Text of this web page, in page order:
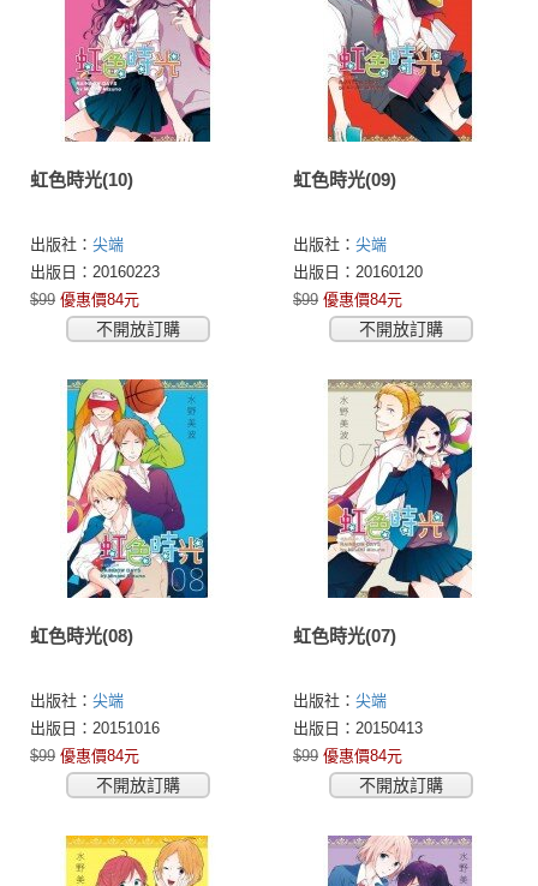
虹色時光(10)
出版社： 尖端
出版日：20160223
$99 優惠價84元
不開放訂購
虹色時光(09)
出版社： 尖端
出版日：20160120
$99 優惠價84元
不開放訂購
虹色時光(08)
出版社： 尖端
出版日：20151016
$99 優惠價84元
不開放訂購
虹色時光(07)
出版社： 尖端
出版日：20150413
$99 優惠價84元
不開放訂購